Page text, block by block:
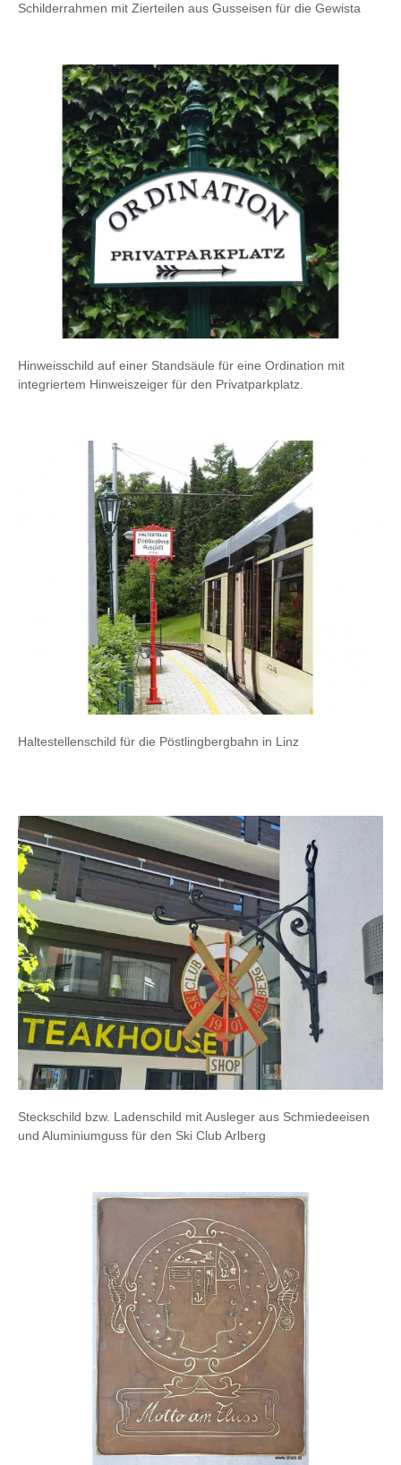
Schilderrahmen mit Zierteilen aus Gusseisen für die Gewista
Hinweisschild auf einer Standsäule für eine Ordination mit
integriertem Hinweiszeiger für den Privatparkplatz.
Haltestellenschild für die Pöstlingbergbahn in Linz
Steckschild bzw. Ladenschild mit Ausleger aus Schmiedeeisen
und Aluminiumguss für den Ski Club Arlberg